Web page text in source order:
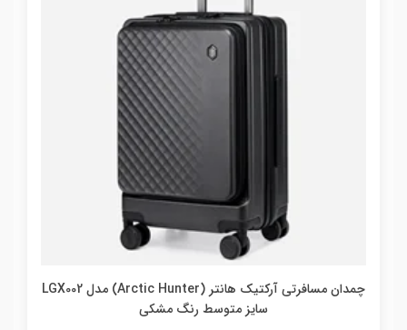
چمدان مسافرتی آرکتیک هانتر (Arctic Hunter) مدل LGX002
سایز متوسط رنگ مشکی